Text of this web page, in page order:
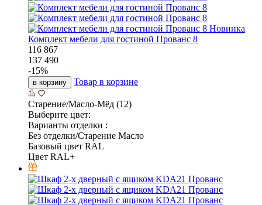
Новинка
Комплект мебели для гостиной Прованс 8
116 867
137 490
-15%
в корзину Товар в корзине
Старение/Масло-Мёд (12)
Выберите цвет:
Варианты отделки :
Без отделки/Старение Масло
Базовый цвет RAL
Цвет RAL+